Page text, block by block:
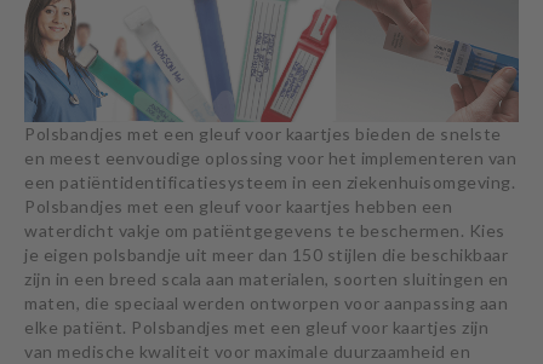
Polsbandjes met een gleuf voor kaartjes bieden de snelste
en meest eenvoudige oplossing voor het implementeren van
een patiëntidentificatiesysteem in een ziekenhuisomgeving.
Polsbandjes met een gleuf voor kaartjes hebben een
waterdicht vakje om patiëntgegevens te beschermen. Kies
je eigen polsbandje uit meer dan 150 stijlen die beschikbaar
zijn in een breed scala aan materialen, soorten sluitingen en
maten, die speciaal werden ontworpen voor aanpassing aan
elke patiënt. Polsbandjes met een gleuf voor kaartjes zijn
van medische kwaliteit voor maximale duurzaamheid en